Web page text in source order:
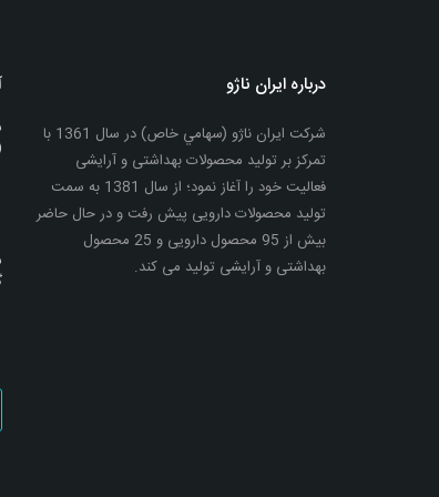
درباره ایران ناژو
شرکت ایران ناژو (سهامي خاص) در سال 1361 با
تمرکز بر تولید محصولات بهداشتی و آرایشی
فعالیت خود را آغاز نمود؛ از سال 1381 به سمت
تولید محصولات دارویی پیش رفت و در حال حاضر
بیش از 95 محصول دارویی و 25 محصول
بهداشتی و آرایشی تولید می کند.